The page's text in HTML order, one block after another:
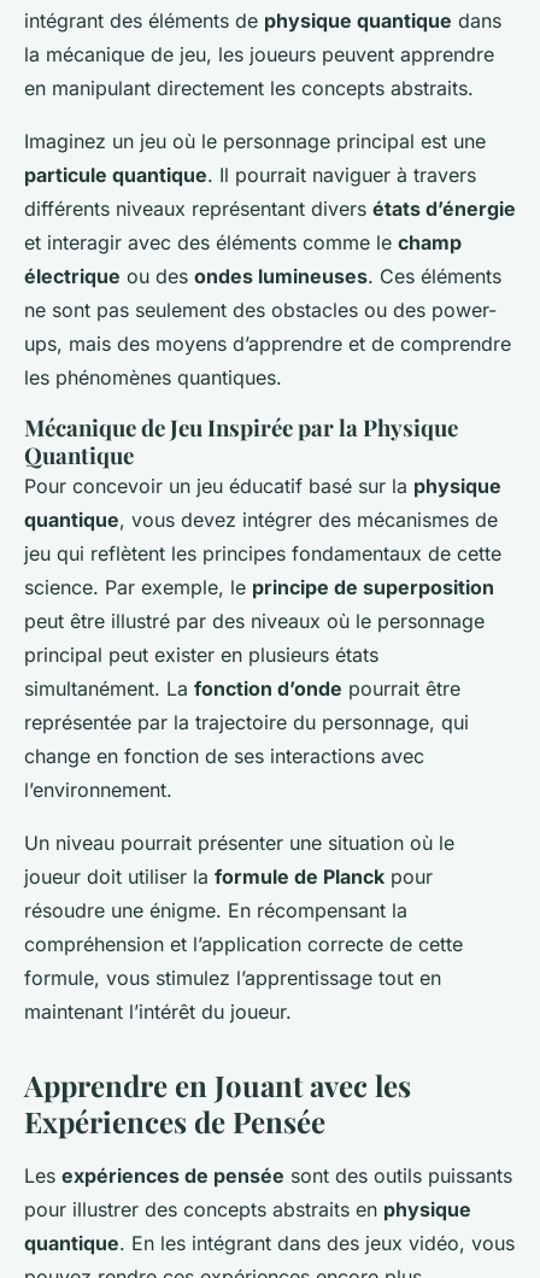
intégrant des éléments de physique quantique dans
la mécanique de jeu, les joueurs peuvent apprendre
en manipulant directement les concepts abstraits.
Imaginez un jeu où le personnage principal est une
particule quantique. Il pourrait naviguer à travers
différents niveaux représentant divers états d’énergie
et interagir avec des éléments comme le champ
électrique ou des ondes lumineuses. Ces éléments
ne sont pas seulement des obstacles ou des power-
ups, mais des moyens d’apprendre et de comprendre
les phénomènes quantiques.
Mécanique de Jeu Inspirée par la Physique
Quantique
Pour concevoir un jeu éducatif basé sur la physique
quantique, vous devez intégrer des mécanismes de
jeu qui reflètent les principes fondamentaux de cette
science. Par exemple, le principe de superposition
peut être illustré par des niveaux où le personnage
principal peut exister en plusieurs états
simultanément. La fonction d’onde pourrait être
représentée par la trajectoire du personnage, qui
change en fonction de ses interactions avec
l’environnement.
Un niveau pourrait présenter une situation où le
joueur doit utiliser la formule de Planck pour
résoudre une énigme. En récompensant la
compréhension et l’application correcte de cette
formule, vous stimulez l’apprentissage tout en
maintenant l’intérêt du joueur.
Apprendre en Jouant avec les
Expériences de Pensée
Les expériences de pensée sont des outils puissants
pour illustrer des concepts abstraits en physique
quantique. En les intégrant dans des jeux vidéo, vous